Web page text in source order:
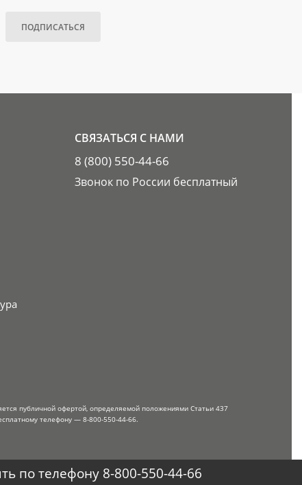
ПОДПИСАТЬСЯ
СВЯЗАТЬСЯ С НАМИ
8 (800) 550-44-66
Звонок по России бесплатный
публичной офертой, определяемой положениями Статьи 437
телефону — 8-800-550-44-66.
по телефону 8-800-550-44-66